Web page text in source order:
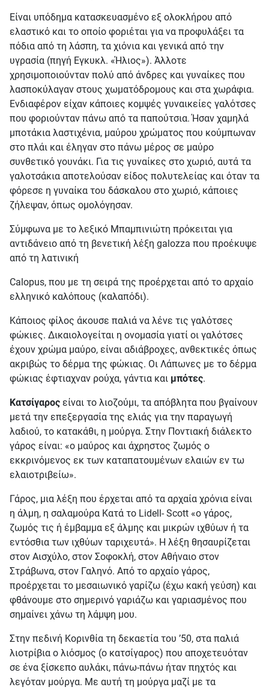
Είναι υπόδημα κατασκευασμένο εξ ολοκλήρου από
ελαστικό και το οποίο φοριέται για να προφυλάξει τα
πόδια από τη λάσπη, τα χιόνια και γενικά από την
υγρασία (πηγή Εγκυκλ. «Ήλιος»). Άλλοτε
χρησιμοποιούνταν πολύ από άνδρες και γυναίκες που
λασποκύλαγαν στους χωματόδρομους και στα χωράφια.
Ενδιαφέρον είχαν κάποιες κομψές γυναικείες γαλότσες
που φοριούνταν πάνω από τα παπούτσια. Ήσαν χαμηλά
μποτάκια λαστιχένια, μαύρου χρώματος που κούμπωναν
στο πλάι και έληγαν στο πάνω μέρος σε μαύρο
συνθετικό γουνάκι. Για τις γυναίκες στο χωριό, αυτά τα
γαλοτσάκια αποτελούσαν είδος πολυτελείας και όταν τα
φόρεσε η γυναίκα του δάσκαλου στο χωριό, κάποιες
ζήλεψαν, όπως ομολόγησαν.
Σύμφωνα με το λεξικό Μπαμπινιώτη πρόκειται για
αντιδάνειο από τη βενετική λέξη galozza που προέκυψε
από τη λατινική
Calopus, που με τη σειρά της προέρχεται από το αρχαίο
ελληνικό καλόπους (καλαπόδι).
Κάποιος φίλος άκουσε παλιά να λένε τις γαλότσες
φώκιες. Δικαιολογείται η ονομασία γιατί οι γαλότσες
έχουν χρώμα μαύρο, είναι αδιάβροχες, ανθεκτικές όπως
ακριβώς το δέρμα της φώκιας. Οι Λάπωνες με το δέρμα
φώκιας έφτιαχναν ρούχα, γάντια και μπότες.
Κατσίγαρος είναι το λιοζούμι, τα απόβλητα που βγαίνουν
μετά την επεξεργασία της ελιάς για την παραγωγή
λαδιού, το κατακάθι, η μούργα. Στην Ποντιακή διάλεκτο
γάρος είναι: «ο μαύρος και άχρηστος ζωμός ο
εκκρινόμενος εκ των καταπατουμένων ελαιών εν τω
ελαιοτριβείω».
Γάρος, μια λέξη που έρχεται από τα αρχαία χρόνια είναι
η άλμη, η σαλαμούρα Κατά το Lidell- Scott «ο γάρος,
ζωμός τις ή έμβαμμα εξ άλμης και μικρών ιχθύων ή τα
εντόσθια των ιχθύων ταριχευτά». Η λέξη θησαυρίζεται
στον Αισχύλο, στον Σοφοκλή, στον Αθήναιο στον
Στράβωνα, στον Γαληνό. Από το αρχαίο γάρος,
προέρχεται το μεσαιωνικό γαρίζω (έχω κακή γεύση) και
φθάνουμε στο σημερινό γαριάζω και γαριασμένος που
σημαίνει χάνω τη λάμψη μου.
Στην πεδινή Κορινθία τη δεκαετία του ’50, στα παλιά
λιοτρίβια ο λιόσμος (ο κατσίγαρος) που αποχετευόταν
σε ένα ξίσκεπο αυλάκι, πάνω-πάνω ήταν πηχτός και
λεγόταν μούργα. Με αυτή τη μούργα μαζί με τα